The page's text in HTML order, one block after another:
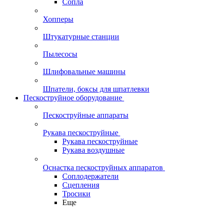
Сопла
Хопперы
Штукатурные станции
Пылесосы
Шлифовальные машины
Шпатели, боксы для шпатлевки
Пескоструйное оборудование
Пескоструйные аппараты
Рукава пескоструйные
Рукава пескоструйные
Рукава воздушные
Оснастка пескоструйных аппаратов
Соплодержатели
Сцепления
Тросики
Еще